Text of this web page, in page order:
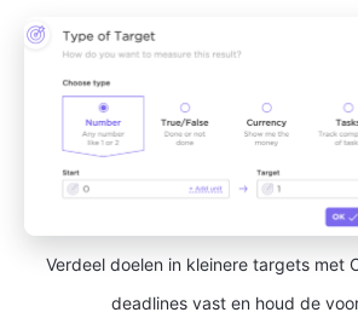
Verdeel doelen in kleinere targets met
deadlines vast en houd de